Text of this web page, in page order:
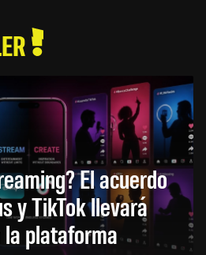
El acuerdo
y TikTok llevará
plataforma